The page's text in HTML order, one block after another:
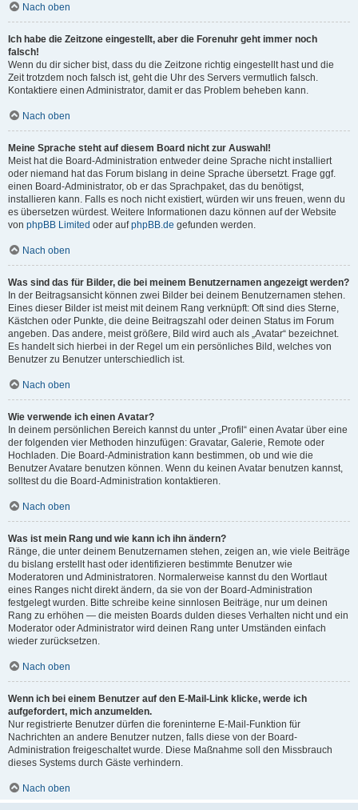
Nach oben
Ich habe die Zeitzone eingestellt, aber die Forenuhr geht immer noch
falsch!
Wenn du dir sicher bist, dass du die Zeitzone richtig eingestellt hast und die
Zeit trotzdem noch falsch ist, geht die Uhr des Servers vermutlich falsch.
Kontaktiere einen Administrator, damit er das Problem beheben kann.
Nach oben
Meine Sprache steht auf diesem Board nicht zur Auswahl!
Meist hat die Board-Administration entweder deine Sprache nicht installiert
oder niemand hat das Forum bislang in deine Sprache übersetzt. Frage ggf.
einen Board-Administrator, ob er das Sprachpaket, das du benötigst,
installieren kann. Falls es noch nicht existiert, würden wir uns freuen, wenn du
es übersetzen würdest. Weitere Informationen dazu können auf der Website
von phpBB Limited oder aufphpBB.de gefunden werden.
Nach oben
Was sind das für Bilder, die bei meinem Benutzernamen angezeigt werden?
In der Beitragsansicht können zwei Bilder bei deinem Benutzernamen stehen.
Eines dieser Bilder ist meist mit deinem Rang verknüpft: Oft sind dies Sterne,
Kästchen oder Punkte, die deine Beitragszahl oder deinen Status im Forum
angeben. Das andere, meist größere, Bild wird auch als „Avatar“ bezeichnet.
Es handelt sich hierbei in der Regel um ein persönliches Bild, welches von
Benutzer zu Benutzer unterschiedlich ist.
Nach oben
Wie verwende ich einen Avatar?
In deinem persönlichen Bereich kannst du unter „Profil“ einen Avatar über eine
der folgenden vier Methoden hinzufügen: Gravatar, Galerie, Remote oder
Hochladen. Die Board-Administration kann bestimmen, ob und wie die
Benutzer Avatare benutzen können. Wenn du keinen Avatar benutzen kannst,
solltest du die Board-Administration kontaktieren.
Nach oben
Was ist mein Rang und wie kann ich ihn ändern?
Ränge, die unter deinem Benutzernamen stehen, zeigen an, wie viele Beiträge
du bislang erstellt hast oder identifizieren bestimmte Benutzer wie
Moderatoren und Administratoren. Normalerweise kannst du den Wortlaut
eines Ranges nicht direkt ändern, da sie von der Board-Administration
festgelegt wurden. Bitte schreibe keine sinnlosen Beiträge, nur um deinen
Rang zu erhöhen — die meisten Boards dulden dieses Verhalten nicht und ein
Moderator oder Administrator wird deinen Rang unter Umständen einfach
wieder zurücksetzen.
Nach oben
Wenn ich bei einem Benutzer auf den E-Mail-Link klicke, werde ich
aufgefordert, mich anzumelden.
Nur registrierte Benutzer dürfen die foreninterne E-Mail-Funktion für
Nachrichten an andere Benutzer nutzen, falls diese von der Board-
Administration freigeschaltet wurde. Diese Maßnahme soll den Missbrauch
dieses Systems durch Gäste verhindern.
Nach oben